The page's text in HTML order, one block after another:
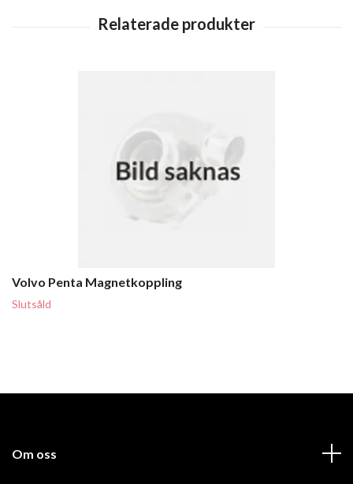
Volvo Penta Magnetkoppling
Slutsåld
Om oss